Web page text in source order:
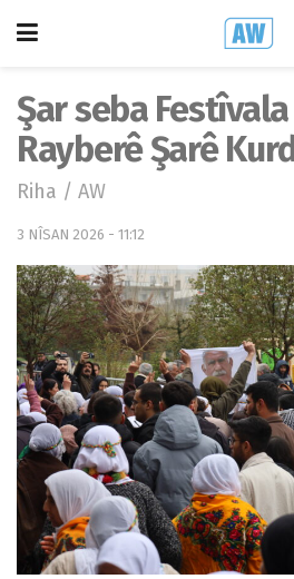
Şar seba
Rayberê Şarê
Riha / AW
3 NÎSAN 2026 - 11:12